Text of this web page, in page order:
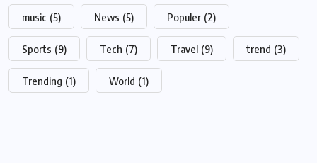
music (5) News (5) Populer (2)
Sports (9) Tech (7) Travel (9) trend (3)
Trending (1) World (1)